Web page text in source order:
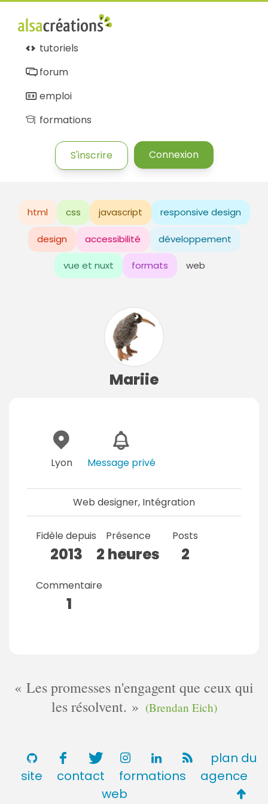
tutoriels
forum
emploi
formations
S'inscrire Connexion
html css javascript responsive design
design accessibilité développement
vue et nuxt formats web
Mariie
Lyon Message privé
Web designer, Intégration
Fidèle depuis
2013
Présence
2 heures
Posts
2
Commentaire
1
Les promesses n'engagent que ceux qui
les résolvent.
(Brendan Eich)
plan du
site
contact formations
agence
web